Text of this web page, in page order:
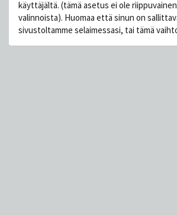
käyttäjältä. (tämä asetus ei ole
valinnoista). Huomaa että sinun on
sivustoltamme selaimessasi, tai tämä